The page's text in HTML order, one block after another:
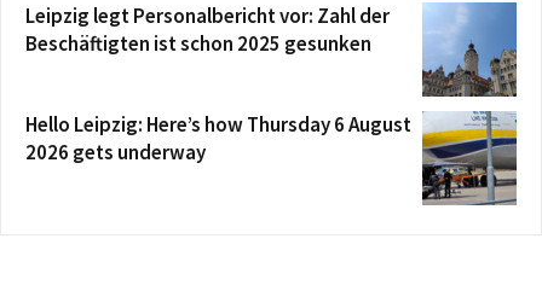
Leipzig legt Personalbericht vor: Zahl der
Beschäftigten ist schon 2025 gesunken
Hello Leipzig: Here’s how Thursday 6 August
2026 gets underway